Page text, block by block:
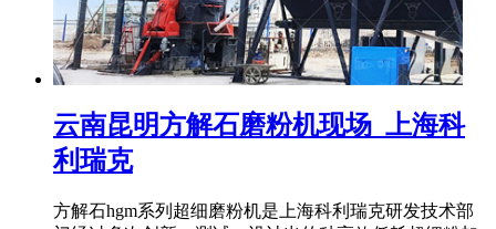
云南昆明方解石磨粉机现场_上海科
利瑞克
方解石hgm系列超细磨粉机是上海科利瑞克研发技术部